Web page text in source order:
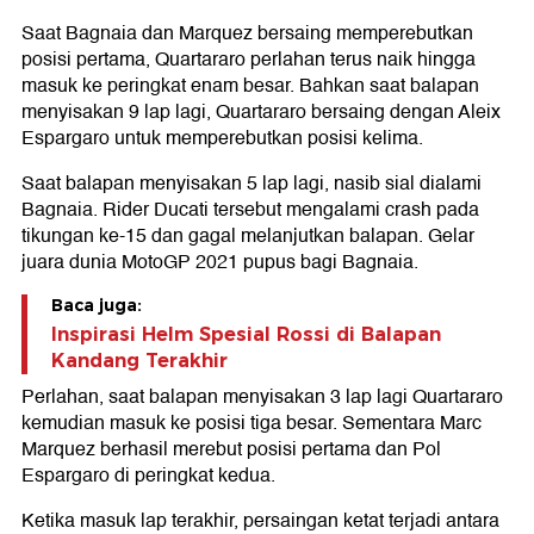
Saat Bagnaia dan Marquez bersaing memperebutkan
posisi pertama, Quartararo perlahan terus naik hingga
masuk ke peringkat enam besar. Bahkan saat balapan
menyisakan 9 lap lagi, Quartararo bersaing dengan Aleix
Espargaro untuk memperebutkan posisi kelima.
Saat balapan menyisakan 5 lap lagi, nasib sial dialami
Bagnaia. Rider Ducati tersebut mengalami crash pada
tikungan ke-15 dan gagal melanjutkan balapan. Gelar
juara dunia MotoGP 2021 pupus bagi Bagnaia.
Baca juga:
Inspirasi Helm Spesial Rossi di Balapan
Kandang Terakhir
Perlahan, saat balapan menyisakan 3 lap lagi Quartararo
kemudian masuk ke posisi tiga besar. Sementara Marc
Marquez berhasil merebut posisi pertama dan Pol
Espargaro di peringkat kedua.
Ketika masuk lap terakhir, persaingan ketat terjadi antara